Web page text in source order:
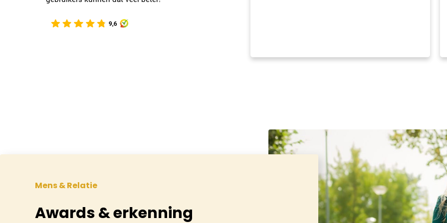
nieuw reis in het leven. m vr gr m.b."
Mens & Relatie
Awards & erkenning